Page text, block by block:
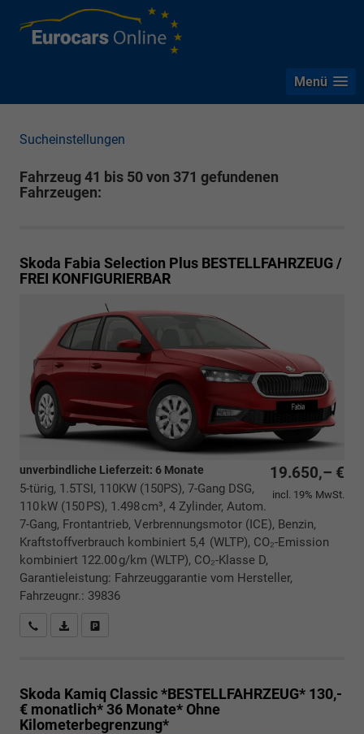
Menü
Sucheinstellungen
Fahrzeug 41 bis 50 von 371 gefundenen
Fahrzeugen:
Skoda Fabia Selection Plus BESTELLFAHRZEUG /
FREI KONFIGURIERBAR
19.650,– €
incl. 19% MwSt.
unverbindliche Lieferzeit: 6 Monate
5-türig, 1.5TSI, 110KW (150PS), 7-Gang DSG,
110 kW (150 PS), 1.498 cm³, 4 Zylinder, Autom.
7-Gang, Frontantrieb, Verbrennungsmotor (ICE), Benzin,
Kraftstoffverbrauch kombiniert 5,4 (WLTP), CO₂-Emission
kombiniert 122.00 g/km (WLTP), CO₂-Klasse D,
Garantieleistung: Fahrzeuggarantie vom Hersteller,
Fahrzeugnr.: 39836
Rückrufbitte absenden
PDF-Datei, Fahrzeugexposé drucken
Skoda Kamiq Classic *BESTELLFAHRZEUG* 130,-
€ monatlich* 36 Monate* Ohne
Kilometerbegrenzung*